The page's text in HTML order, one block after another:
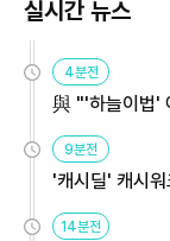
실시간 뉴스
4분전
與 "'하늘이법'
9분전
'캐시딜' 캐시
14분전